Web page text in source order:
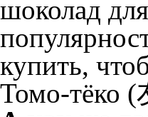
шоколад
купить,
Томо-тёко